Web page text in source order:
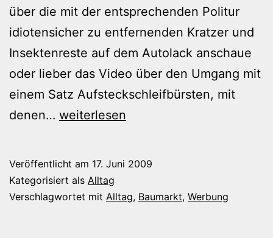
über die mit der entsprechenden Politur
idiotensicher zu entfernenden Kratzer und
Insektenreste auf dem Autolack anschaue
oder lieber das Video über den Umgang mit
einem Satz Aufsteckschleifbürsten, mit
denen… Reizüberflutung
weiterlesen
Veröffentlicht am 17. Juni 2009
Kategorisiert als Alltag
Verschlagwortet mit Alltag, Baumarkt, Werbung